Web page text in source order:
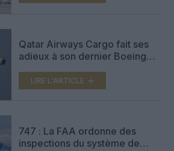
Qatar Airways Cargo fait ses
adieux à son dernier Boeing
LIRE L'ARTICLE
747 : La FAA ordonne des
inspections du système de